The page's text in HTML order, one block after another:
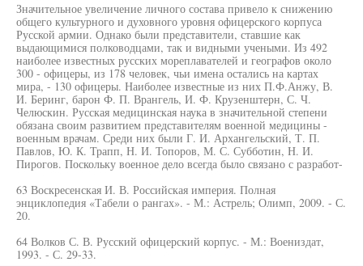
Значительное увеличение личного состава привело к снижению
общего культурного и духовного уровня офицерского корпуса
Русской армии. Однако были представители, ставшие как
выдающимися полководцами, так и видными учеными. Из 492
наиболее известных русских мореплавателей и географов около
300 - офицеры, из 178 человек, чьи имена остались на картах
мира, - 130 офицеры. Наиболее известные из них П.Ф.Анжу, В.
И. Беринг, барон Ф. П. Врангель, И. Ф. Крузенштерн, С. Ч.
Челюскин. Русская медицинская наука в значительной степени
обязана своим развитием представителям военной медицины -
военным врачам. Среди них были Г. И. Архангельский, Т. П.
Павлов, Ю. К. Трапп, Н. И. Топоров, М. С. Субботин, Н. И.
Пирогов. Поскольку военное дело всегда было связано с разработ-
63 Воскресенская И. В. Российская империя. Полная
энциклопедия «Табели о рангах». - М.: Астрель; Олимп, 2009. - С.
20.
64 Волков С. В. Русский офицерский корпус. - М.: Воениздат,
1993. - С. 29-33.